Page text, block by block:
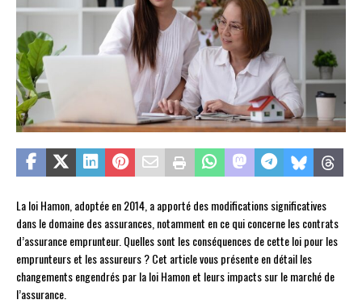
La loi Hamon, adoptée en 2014, a apporté des modifications significatives
dans le domaine des assurances, notamment en ce qui concerne les contrats
d’assurance emprunteur. Quelles sont les conséquences de cette loi pour les
emprunteurs et les assureurs ? Cet article vous présente en détail les
changements engendrés par la loi Hamon et leurs impacts sur le marché de
l’assurance.